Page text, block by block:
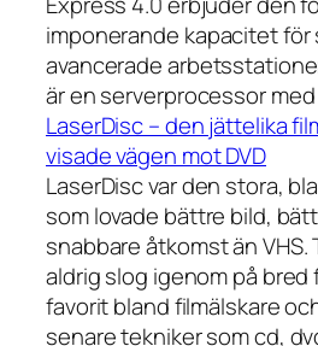
imponerande kapacitet för
avancerade
är en serverprocessor
LaserDisc – den jättelika
visade vägen mot DVD
LaserDisc var den stora,
som lovade bättre bild,
snabbare åtkomst än
aldrig slog igenom på
favorit bland filmälskare
senare tekniker som cd,